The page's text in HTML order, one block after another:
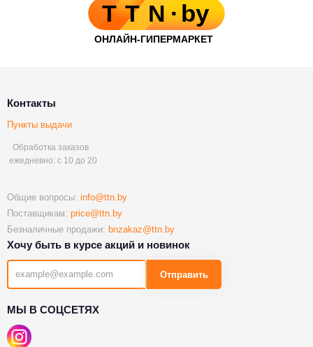
Контакты
Пункты выдачи
Обработка заказов
ежедневно: с 10 до 20
Общие вопросы: info@ttn.by
Поставщикам: price@ttn.by
Безналичные продажи: bnzakaz@ttn.by
Хочу быть в курсе акций и новинок
Отправить
МЫ В СОЦСЕТЯХ